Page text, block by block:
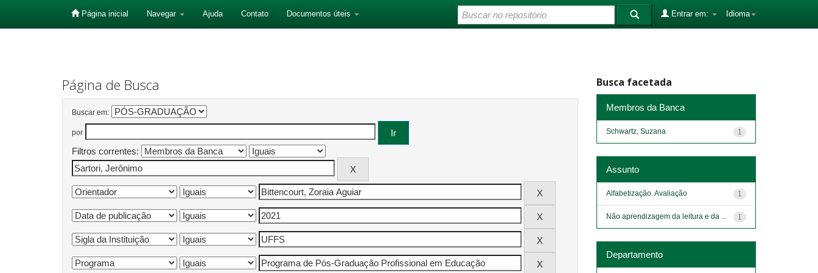
Página inicial Navegar Ajuda Contato Documentos úteis Idioma
Entrar em:
Página de Busca
Buscar em:
por
Filtros correntes:
Busca facetada
Membros da Banca
1
Schwartz, Suzana
Assunto
1
Alfabetização. Avaliação
1
Não aprendizagem da leitura e da ...
Departamento